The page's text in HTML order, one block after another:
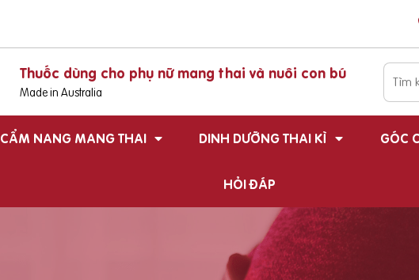
Thuốc dùng cho phụ nữ mang thai và nuôi con bú
Made in Australia
CẨM NANG MANG THAI DINH DƯỠNG THAI KÌ GÓC
HỎI ĐÁP